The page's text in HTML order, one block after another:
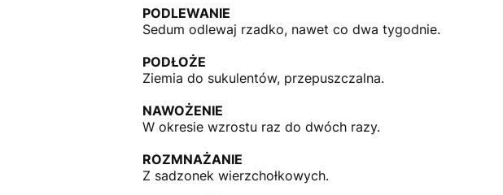
PODLEWANIE
Sedum odlewaj rzadko, nawet co dwa tygodnie.
PODŁOŻE
Ziemia do sukulentów, przepuszczalna.
NAWOŻENIE
W okresie wzrostu raz do dwóch razy.
ROZMNAŻANIE
Z sadzonek wierzchołkowych.